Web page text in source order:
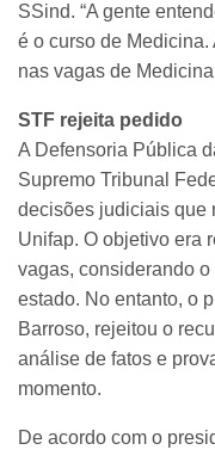
SSind. “A gente
é o curso de
nas vagas de
STF rejeita pedido
A Defensoria Pública
Supremo Tribunal
decisões judiciais que
Unifap. O objetivo era
vagas, considerando
estado. No entanto, o
Barroso, rejeitou o
análise de fatos e
momento.
De acordo com o